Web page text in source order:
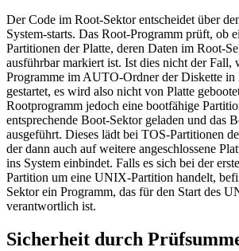
Der Code im Root-Sektor entscheidet über
System-starts. Das Root-Programm prüft, ob
Partitionen der Platte, deren Daten im Root-
ausführbar markiert ist. Ist dies nicht der Fall,
Programme im AUTO-Ordner der Diskette
gestartet, es wird also nicht von Platte
Rootprogramm jedoch eine bootfähige
entsprechende Boot-Sektor geladen und das
ausgeführt. Dieses lädt bei TOS-Partitionen
der dann auch auf weitere angeschlossene
ins System einbindet. Falls es sich bei der
Partition um eine UNIX-Partition handelt,
Sektor ein Programm, das für den Start des
verantwortlich ist.
Sicherheit durch